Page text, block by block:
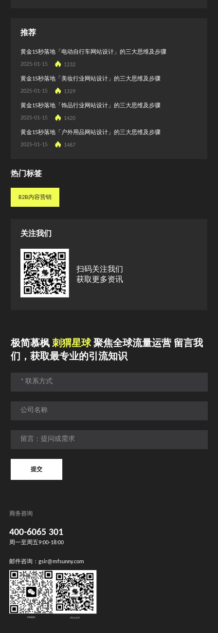
推荐
黄金15秒落地「电动自行车网站设计」的三大思维及步骤
2025-01-15 1232
黄金15秒落地「美妆行业网站设计」的三大思维及步骤
2025-01-15 1329
黄金15秒落地「饰品行业网站设计」的三大思维及步骤
2025-01-15 1420
黄金15秒落地「户外用品网站设计」的三大思维及步骤
2025-01-15 1467
热门标签
B2B内容营销
关注我们
扫码关注我们
获取更多资讯
极简慕枫刺猬星球聚焦全球流量运营 留言我
们，获取最专业的引流知识
提交
商务咨询
400-6065 301
周一至周五9:00-18:00
邮件咨询：gsir@mfsunny.com
扫码咨询 关注公众号